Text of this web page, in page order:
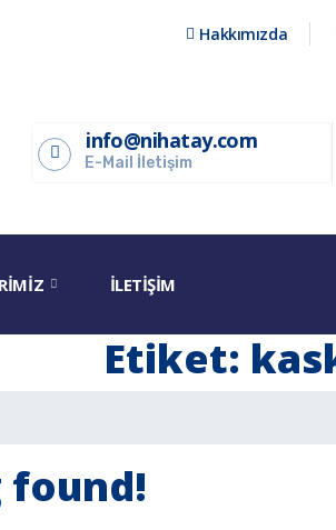
Hakkımızda
info@nihatay.com
E-Mail İletişim
İLETIŞIM
Etiket: